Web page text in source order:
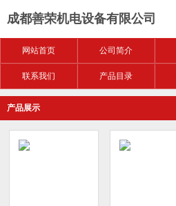
成都善荣机电设备有限公司
网站首页 公司简介
联系我们 产品目录
产品展示